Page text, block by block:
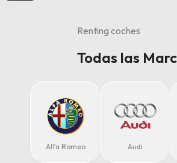
Renting coches
Todas las
Alfa Romeo Audi